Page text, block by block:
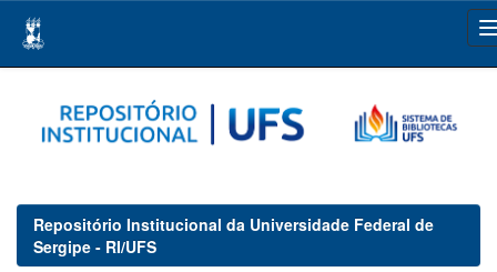
navigation
Repositório Institucional da Universidade Federal de
Sergipe - RI/UFS